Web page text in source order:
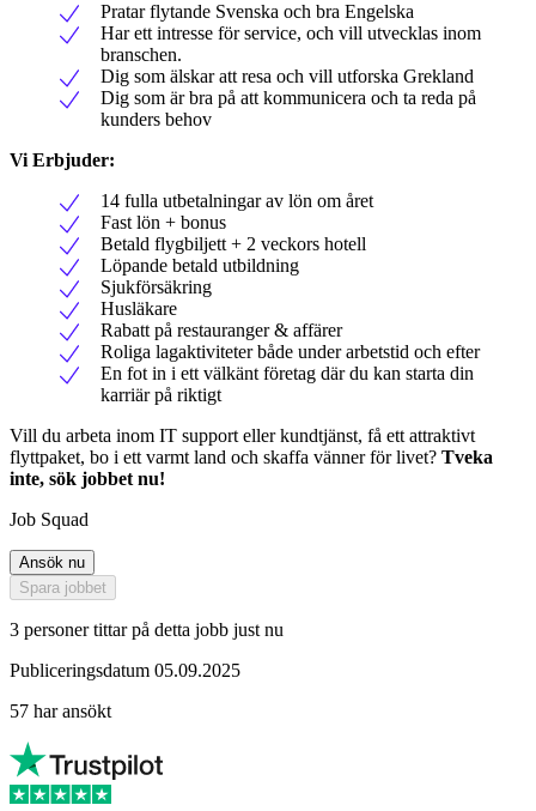
Pratar flytande Svenska och bra Engelska
Har ett intresse för service, och vill utvecklas inom
branschen.
Dig som älskar att resa och vill utforska Grekland
Dig som är bra på att kommunicera och ta reda på
kunders behov
Vi Erbjuder:
14 fulla utbetalningar av lön om året
Fast lön + bonus
Betald flygbiljett + 2 veckors hotell
Löpande betald utbildning
Sjukförsäkring
Husläkare
Rabatt på restauranger & affärer
Roliga lagaktiviteter både under arbetstid och efter
En fot in i ett välkänt företag där du kan starta din
karriär på riktigt
Vill du arbeta inom IT support eller kundtjänst, få ett attraktivt
flyttpaket, bo i ett varmt land och skaffa vänner för livet? Tveka
inte, sök jobbet nu!
Job Squad
Ansök nu
Spara jobbet
3 personer tittar på detta jobb just nu
Publiceringsdatum 05.09.2025
57 har ansökt